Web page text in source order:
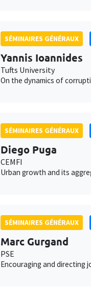
SÉMINAIRES GÉNÉRAUX
Yannis Ioannides
Tufts University
On the dynamics of
SÉMINAIRES GÉNÉRAUX
Diego Puga
CEMFI
Urban growth and its
SÉMINAIRES GÉNÉRAUX
Marc Gurgand
PSE
Encouraging and directing